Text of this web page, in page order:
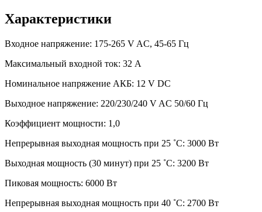
Характеристики
Входное напряжение: 175-265 V AC, 45-65 Гц
Максимальный входной ток: 32 А
Номинальное напряжение АКБ: 12 V DC
Выходное напряжение: 220/230/240 V AC 50/60 Гц
Коэффициент мощности: 1,0
Непрерывная выходная мощность при 25 ˚С: 3000 Вт
Выходная мощность (30 минут) при 25 ˚С: 3200 Вт
Пиковая мощность: 6000 Вт
Непрерывная выходная мощность при 40 ˚С: 2700 Вт